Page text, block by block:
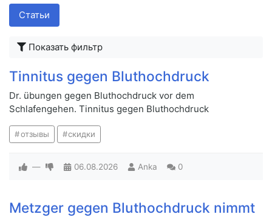
Статьи
Показать фильтр
Tinnitus gegen Bluthochdruck
Dr. übungen gegen Bluthochdruck vor dem
Schlafengehen. Tinnitus gegen Bluthochdruck
отзывы скидки
— 06.08.2026 Anka 0
Metzger gegen Bluthochdruck nimmt